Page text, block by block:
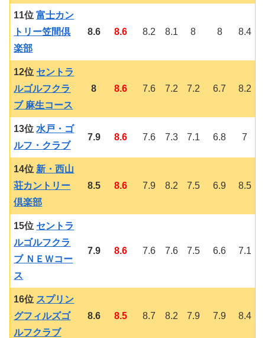
11位富士カン
トリー笠間倶
楽部
8.6 8.6 8.2 8.1 8 8 8.4
12位 セントラ
ルゴルフクラ
ブ 麻生コース
8 8.6 7.6 7.2 7.2 6.7 8.2
13位 水戸・ゴ
ルフ・クラブ
7.9 8.6 7.6 7.3 7.1 6.8 7
14位 新・西山
荘カントリー
倶楽部
8.5 8.6 7.9 8.2 7.5 6.9 8.5
15位 セントラ
ルゴルフクラ
ブ ＮＥＷコー
ス
7.9 8.6 7.6 7.6 7.5 6.6 7.1
16位 スプリン
グフィルズゴ
ルフクラブ
8.6 8.5 8.7 8.2 7.9 7.9 8.4